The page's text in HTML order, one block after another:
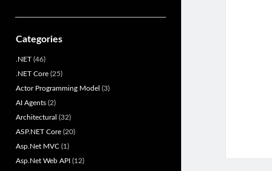
u
b
dI
n
Categories
.NET(46)
.NET Core(25)
Actor Programming Model (3)
AI Agents(2)
Architectural (32)
ASP.NET Core(20)
Asp.Net MVC(1)
Asp.Net Web API(12)